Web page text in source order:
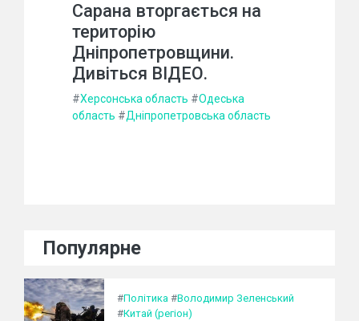
Сарана вторгається на
територію
Дніпропетровщини.
Дивіться ВІДЕО.
#Херсонська область #Одеська
область #Дніпропетровська область
Популярне
#Політика #Володимир Зеленський
#Китай (регіон)